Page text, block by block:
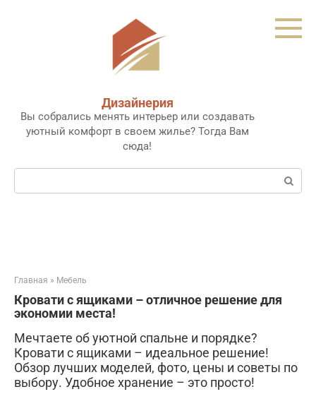
Дизайнерия
Вы собрались менять интерьер или создавать
уютный комфорт в своем жилье? Тогда Вам
сюда!
Поиск:
Главная » Мебель
Кровати с ящиками – отличное решение для
экономии места!
Мечтаете об уютной спальне и порядке?
Кровати с ящиками – идеальное решение!
Обзор лучших моделей, фото, цены и советы по
выбору. Удобное хранение – это просто!